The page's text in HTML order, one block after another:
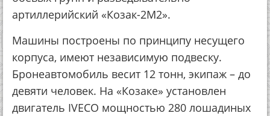
артиллерийский «Козак-2М2».
Машины построены по принципу несущего
корпуса, имеют независимую подвеску.
Бронеавтомобиль весит 12 тонн, экипаж – до
девяти человек. На «Козаке» установлен
двигатель IVECO мощностью 280 лошадиных